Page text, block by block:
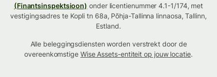
(Finantsinspektsioon) onder licentienummer 4.1-1/174, met
vestigingsadres te Kopli tn 68a, Põhja-Tallinna linnaosa, Tallinn,
Estland.
Alle beleggingsdiensten worden verstrekt door de
overeenkomstige Wise Assets-entiteit op jouw locatie.